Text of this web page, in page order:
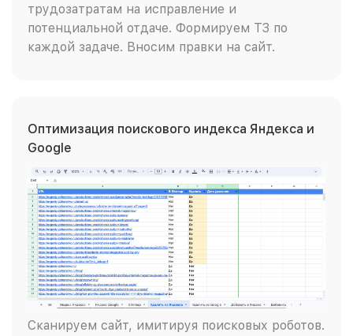
трудозатратам на исправление и
потенциальной отдаче. Формируем ТЗ по
каждой задаче. Вносим правки на сайт.
Оптимизация поискового индекса Яндекса и
Google
Сканируем сайт, имитируя поисковых роботов.